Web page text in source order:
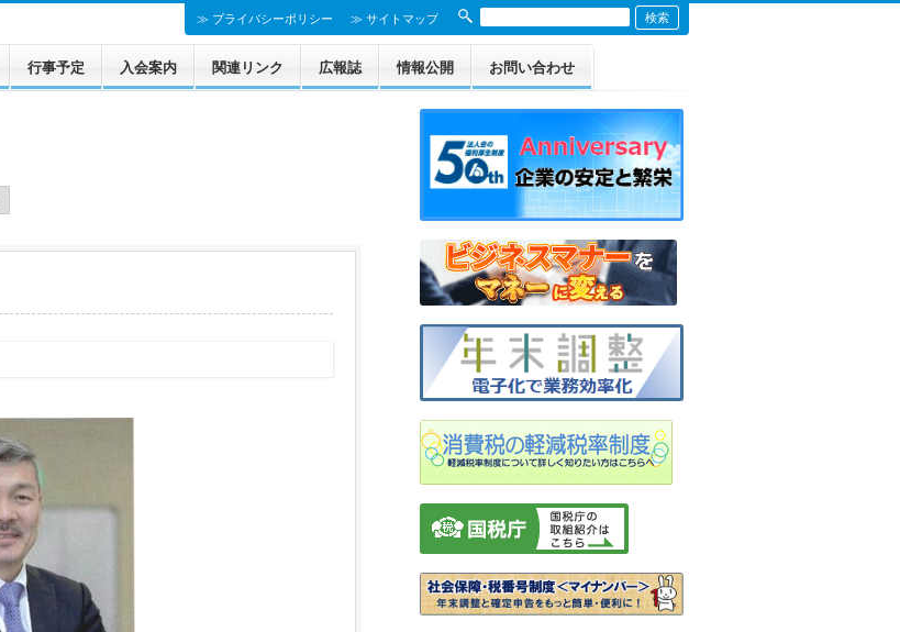
≫ プライバシーポリシー ≫ サイトマップ
行事予定 入会案内 関連リンク 広報誌 情報公開
定款
役員名簿
収支決算 令和7年度
収支決算 令和6年度
収支決算 令和5年度
収支決算 令和4年度
収支決算 令和3年度
収支決算 令和2年度
収支決算 令和元年度
収支決算 平成30年度
お問い合わせ